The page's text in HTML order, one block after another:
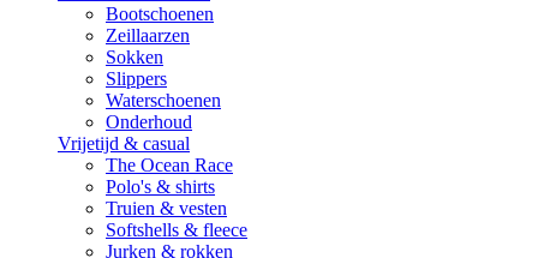
Bootschoenen
Zeillaarzen
Sokken
Slippers
Waterschoenen
Onderhoud
Vrijetijd & casual
The Ocean Race
Polo's & shirts
Truien & vesten
Softshells & fleece
Jurken & rokken